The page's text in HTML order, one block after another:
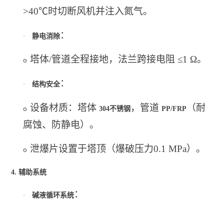
>40℃时切断风机并注入氮气。
· 静电消除 ：
o 塔体/管道全程接地，法兰跨接电阻 ≤1 Ω。
· 结构安全 ：
o 设备材质：塔体 304不锈钢 ，管道 PP/FRP
（耐
腐蚀、防静电）。
o 泄爆片设置于塔顶（爆破压力0.1 MPa）。
4. 辅助系统
· 碱液循环系统 ：